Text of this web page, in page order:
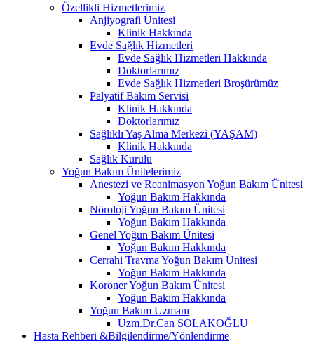
Özellikli Hizmetlerimiz
Anjiyografi Ünitesi
Klinik Hakkında
Evde Sağlık Hizmetleri
Evde Sağlık Hizmetleri Hakkında
Doktorlarımız
Evde Sağlık Hizmetleri Broşürümüz
Palyatif Bakım Servisi
Klinik Hakkında
Doktorlarımız
Sağlıklı Yaş Alma Merkezi (YAŞAM)
Klinik Hakkında
Sağlık Kurulu
Yoğun Bakım Ünitelerimiz
Anestezi ve Reanimasyon Yoğun Bakım Ünitesi
Yoğun Bakım Hakkında
Nöroloji Yoğun Bakım Ünitesi
Yoğun Bakım Hakkında
Genel Yoğun Bakım Ünitesi
Yoğun Bakım Hakkında
Cerrahi Travma Yoğun Bakım Ünitesi
Yoğun Bakım Hakkında
Koroner Yoğun Bakım Ünitesi
Yoğun Bakım Hakkında
Yoğun Bakım Uzmanı
Uzm.Dr.Can SOLAKOĞLU
Hasta Rehberi &Bilgilendirme/Yönlendirme